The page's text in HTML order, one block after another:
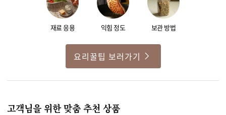
재료 응용 익힘 정도 보관 방법
요리꿀팁 보러가기
고객님을 위한 맞춤 추천 상품